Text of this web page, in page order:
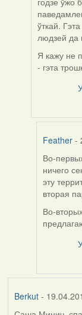
to
by
Feather
ўткай.
людзей да
Я кажу не
- гэта
Feather -
In
reply
to
by
Harrier
Во-
ничего
эту
вторая
Во-
Berkut-